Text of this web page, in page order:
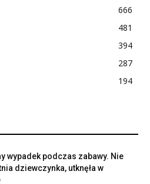
666
481
394
287
194
wypadek podczas zabawy. Nie
dziewczynka, utknęła w